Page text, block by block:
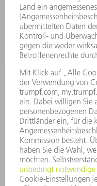
ANWENDUNGEN
BRANCHEN
UNTERNEHMEN
KARRIERE
STELLENANGEBOTE
UNTERNEHMENSPROFIL
GESCHÄFTSBERICHT
COMPLIANCE
HINWEISGEBERSYSTEM
SECURITY
PRESSEMITTEILUNGEN
MAGAZINE
LIEFERANTEN
NACHHALTIGKEIT
UMWELT & KLIMA
SOZIALES & GESELLSCHAFT
UNTERNEHMENSFÜHRUNG